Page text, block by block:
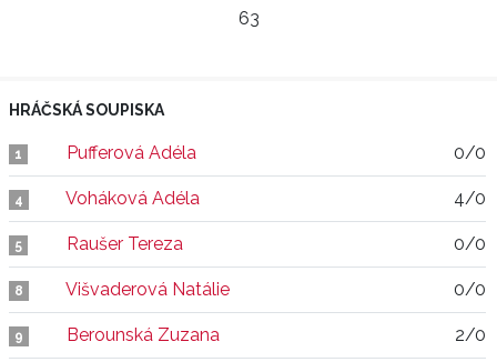
63
HRÁČSKÁ SOUPISKA
1 Pufferová Adéla 0/0
4 Voháková Adéla 4/0
5 Raušer Tereza 0/0
8 Višvaderová Natálie 0/0
9 Berounská Zuzana 2/0